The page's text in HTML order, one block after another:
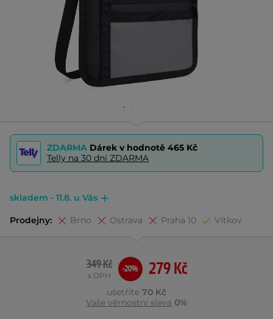
ZDARMA Dárek v hodnotě 465 Kč
Telly na 30 dní ZDARMA
skladem - 11.8. u Vás
Prodejny: Brno Ostrava Praha 10 Vítkov
279 Kč
349 Kč
s DPH
-20%
ušetříte 70 Kč
Vaše věrnostní sleva 0%